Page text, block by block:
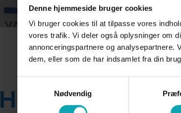
Denne hjemmeside bruger cookies
Vi bruger cookies til at tilpasse vores
vores trafik. Vi deler også oplysninger om
annonceringspartnere og analysepartnere.
dem, eller som de har indsamlet fra din
Nødvendig
Hatem Karim